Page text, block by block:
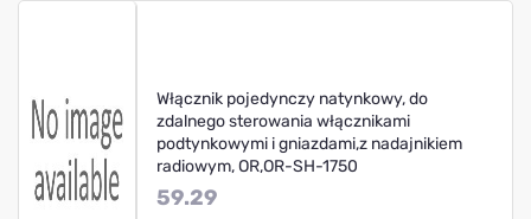
Włącznik pojedynczy natynkowy, do
zdalnego sterowania włącznikami
podtynkowymi i gniazdami,z nadajnikiem
radiowym, OR,OR-SH-1750
59.29